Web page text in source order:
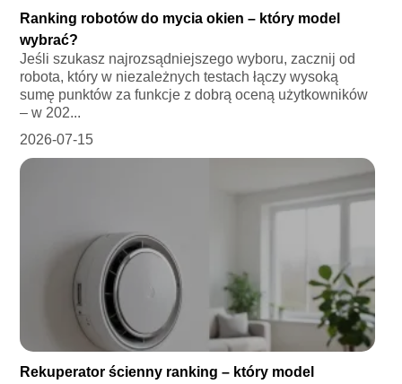
Ranking robotów do mycia okien – który model
wybrać?
Jeśli szukasz najrozsądniejszego wyboru, zacznij od
robota, który w niezależnych testach łączy wysoką
sumę punktów za funkcje z dobrą oceną użytkowników
– w 202...
2026-07-15
Rekuperator ścienny ranking – który model